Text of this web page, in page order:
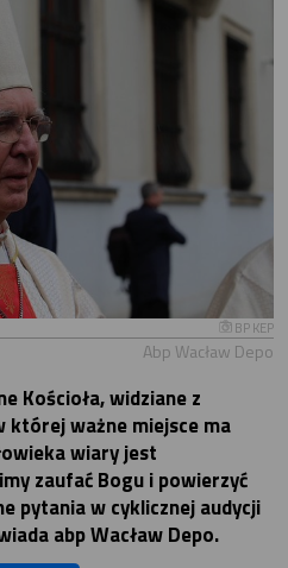
BP KEP
Abp Wacław Depo
Kościoła, widziane z
ważne miejsce ma
wiary jest
zaufać Bogu i powierzyć
pytania w cyklicznej audycji
abp Wacław Depo.